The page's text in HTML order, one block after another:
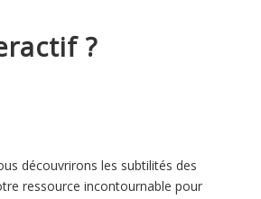
?
découvrirons les subtilités des
ressource incontournable pour